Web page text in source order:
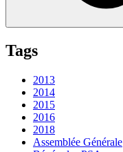
Tags
2013
2014
2015
2016
2018
Assemblée Générale